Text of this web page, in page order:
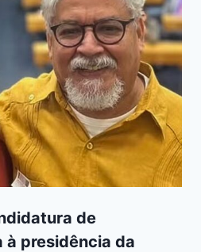
de
à presidência da